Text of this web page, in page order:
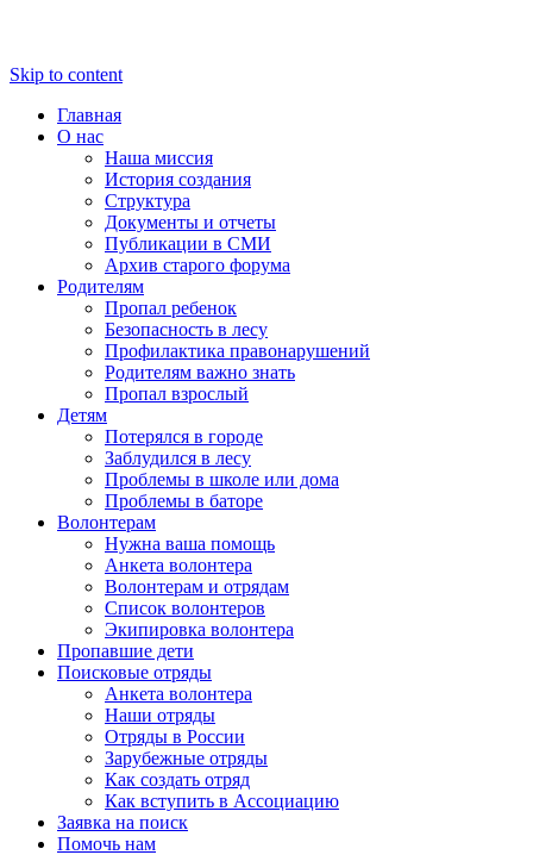
Skip to content
Главная
О нас
Наша миссия
История создания
Структура
Документы и отчеты
Публикации в СМИ
Архив старого форума
Родителям
Пропал ребенок
Безопасность в лесу
Профилактика правонарушений
Родителям важно знать
Пропал взрослый
Детям
Потерялся в городе
Заблудился в лесу
Проблемы в школе или дома
Проблемы в баторе
Волонтерам
Нужна ваша помощь
Анкета волонтера
Волонтерам и отрядам
Список волонтеров
Экипировка волонтера
Пропавшие дети
Поисковые отряды
Анкета волонтера
Наши отряды
Отряды в России
Зарубежные отряды
Как создать отряд
Как вступить в Ассоциацию
Заявка на поиск
Помочь нам